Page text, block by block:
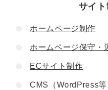
サイ
ホームページ制作
ホームページ保守・
ECサイト制作
CMS（WordPress等